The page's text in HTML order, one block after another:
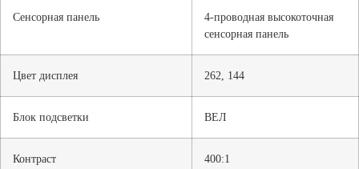
Сенсорная панель
4-проводная высокоточная
сенсорная панель
Цвет дисплея 262, 144
Блок подсветки ВЕЛ
Контраст 400:1